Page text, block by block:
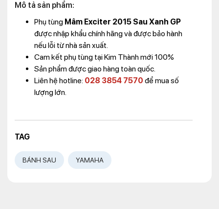
Mô tả sản phẩm:
Phụ tùng Mâm Exciter 2015 Sau Xanh GP
được nhập khẩu chính hãng và được bảo hành
nếu lỗi từ nhà sản xuất.
Cam kết phụ tùng tại Kim Thành mới 100%
Sản phẩm được giao hàng toàn quốc.
Liên hệ hotline: 028 3854 7570 để mua số
lượng lớn.
TAG
BÁNH SAU YAMAHA